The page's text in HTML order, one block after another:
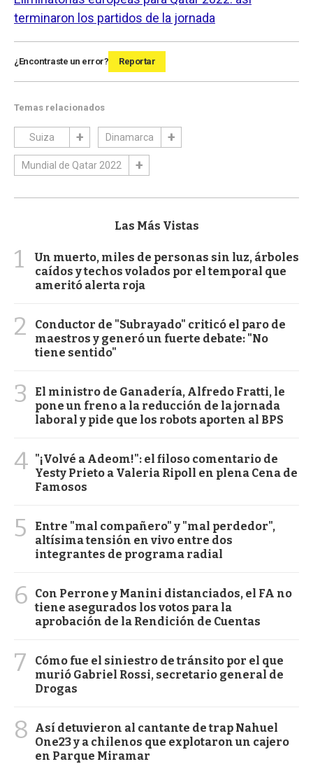
terminaron los partidos de la jornada
¿Encontraste un error? Reportar
Temas relacionados
Suiza Dinamarca
Mundial de Qatar 2022
Las Más Vistas
1
Un muerto, miles de personas sin luz, árboles
caídos y techos volados por el temporal que
ameritó alerta roja
2
Conductor de "Subrayado" criticó el paro de
maestros y generó un fuerte debate: "No
tiene sentido"
3
El ministro de Ganadería, Alfredo Fratti, le
pone un freno a la reducción de la jornada
laboral y pide que los robots aporten al BPS
4 "¡Volvé a Adeom!": el filoso comentario de
Yesty Prieto a Valeria Ripoll en plena Cena de
Famosos
5
Entre "mal compañero" y "mal perdedor",
altísima tensión en vivo entre dos
integrantes de programa radial
6
Con Perrone y Manini distanciados, el FA no
tiene asegurados los votos para la
aprobación de la Rendición de Cuentas
7
Cómo fue el siniestro de tránsito por el que
murió Gabriel Rossi, secretario general de
Drogas
8
Así detuvieron al cantante de trap Nahuel
One23 y a chilenos que explotaron un cajero
en Parque Miramar